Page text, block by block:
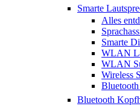
Smarte
Alles
Smarte
WLAN
WLAN
Wireless
Bluetooth